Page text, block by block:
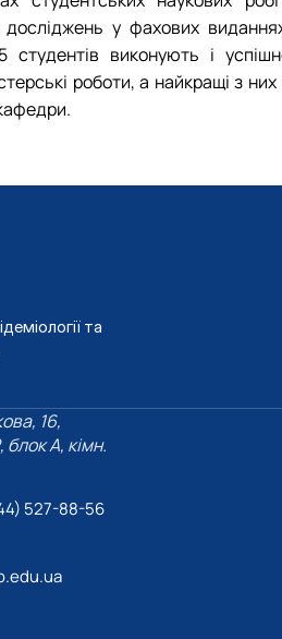
досліджень у фахових
студентів виконують і
роботи, а найкращі з них
та
16,
А, кімн.
527-88-56